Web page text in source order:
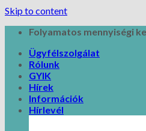
Skip to content
Folyamatos mennyiségi
Ügyfélszolgálat
Rólunk
GYIK
Hírek
Információk
Hírlevél